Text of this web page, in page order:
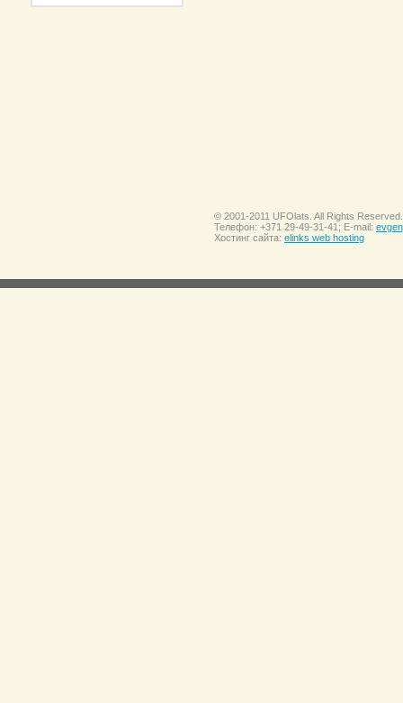
© 2001-2011 UFOlats. All Rights Reserved.
Телефон: +371 29-49-31-41; E-mail:
Хостинг сайта: elinks web hosting